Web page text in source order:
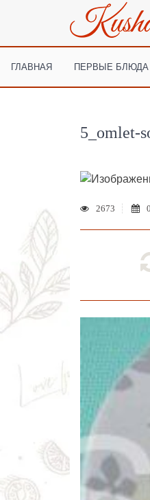
ГЛАВНАЯ ПЕРВЫЕ БЛЮДА
5_omlet-
2673